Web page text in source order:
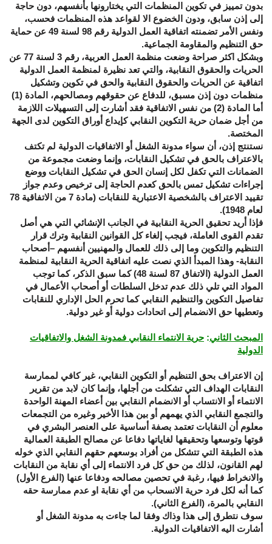
بدون تمييز في تكوين المنظمات التي يختارونها بأنفسهم، دون حاجة
إلى إذن سابق، ودون الخضوع الا لقواعد هذه المنظمات فحسب،
ونفس الأمر تضمنته اتفاقية العمل الدولية رقم 98 لسنة 49 عن حماية
حق التنظيم والمقاومة الجماعية.
وبشكل اكثر صراحة وضعت منظمة العمل العربية، رقم 3 لسنة 77 عن
الحريات والحقوق النقابية، والتي تعد نظيرة لمنظمة العمل الدولية
اتفاقية عن الحريات والحقوق النقابية والحق في تكوين وتشكيل
منظمات دون إذن مسبق، للدفاع عن حقوقهم ومصالحهم، المادة (1)
أما المادة (2) من نفس الاتفاقية فقد أشارت إلى التسهيلات اللازمة
من أجل ضمان حرية التكوين النقابي كإيداع أوراق التكوين لدى الجهة
المختصة.
نستنتج إذن، أن سواء مدونة الشغل أو الاتفاقيات الدولية لم تكتف
بالاعتراف بالحق في تشكيل النقابات، وإنما وضعت مجموعة من
الضمانات التي تكفل لكل إنسان الحق في تشكيل النقابات ووضع
إجراءات تشكيل تمس بالحق كعدم الحاجة إلى ترخيص وعدم جواز
تقييد الاعتراف بالشخصية الاعتبارية للنقابات (مادة 7 من الاتفاقية 78
لعام 1948).
فإذا أريد تحقيق الحرية النقابية في الجانب الإنشائي التي هي أصل
تقدم القوى العاملة، فيجب إلغاء كل القوانين النقابية وترك قرار
التنظيم والتكوين وما إلى ذلك للعمال والمهنيين أنفسهم –أصحاب
النقابة- وهذا المبدأ الذي نصت عليه اتفاقية الحرية النقابية لمنظمة
العمل الدولية (الاتفاق 87 لسنة 48) كما سبق الذكر، كما توجب
المواد التي تلي ذلك عدم تدخل السلطات أو أصحاب الأعمال في
تفاصيل التكوين والتنظيم النقابي كما تحرم الحل الإداري للنقابات
وتعطيها حق الانضمام إلى اتحادات دولية أو غير دولية.
المبحث الثاني: حرية الانتماء النقابي فمدونة الشغل والاتفاقيات
الدولية
إن الاعتراف بحق التنظيم أو التكوين النقابي، غير كافي لممارسة
النقابات الهداف التي تشكلت من أجلها، وإنما كان لابد من تقرير
الانتماء أو الانتساب أو الانضمام النقابي بين أعضاء المهنة الواحدة
والتجمع النقابي الذي يهمهم أو بين هذا الأخير وغيره من التجمعات
معلوم أن النقابات تعتمد بصفة أساسية على العنصر البشري في
قوتها وتوسعها وتحقيقها لغاياتها دفاعا عن مصالح الطبقة العمالية
هذه الطبقة التي تتشكل من أفراد بوسعهم حقهم النقابي الذي خوله
لهم القانون، لذلك من حق كل فرد الانتماء إلى أي نقابة من النقابات
والانخراط فيها، رغبة في تحصين مصالحه ودفاعا عنها (الفرع الأول)
كما أنه لكل فرد حرية الانسحاب من أي نقابة او عدم ممارسة حقه
النقابي بالمرة، (الفرع الثاني).
سوف نتطرق إلى هذا وذاك وفقا لما جاءت به مدونة الشغل أو
أشارت اليه الاتفاقيات الدولية.